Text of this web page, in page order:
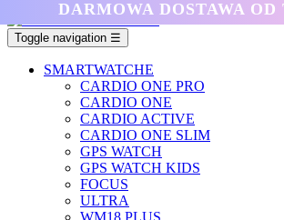
DARMOWA DOSTAWA OD
Toggle navigation ☰
SMARTWATCHE
CARDIO ONE PRO
CARDIO ONE
CARDIO ACTIVE
CARDIO ONE SLIM
GPS WATCH
GPS WATCH KIDS
FOCUS
ULTRA
WM18 PLUS